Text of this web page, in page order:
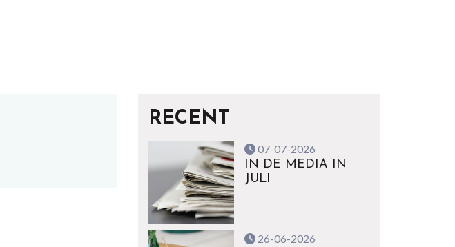
RECENT
07-07-2026
IN DE MEDIA IN
JULI
26-06-2026